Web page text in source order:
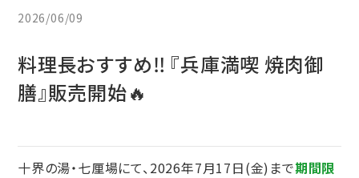
2026/06/09
料理長おすすめ‼ 『兵庫満喫 焼肉御
膳』販売開始🔥
十界の湯・七厘場にて、2026年7月17日(金)まで期間限